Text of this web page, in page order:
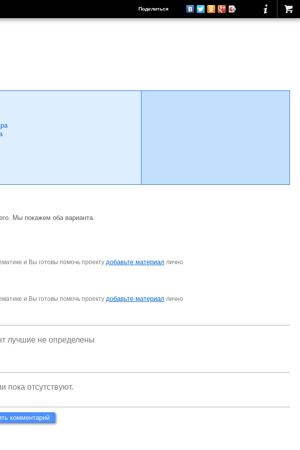
Поделиться
Мы покажем оба варианта.
и Вы готовы помочь проекту добавьте материал лично
и Вы готовы помочь проекту добавьте материал лично
лучшие не определены
пока отсутствуют.
комментарий